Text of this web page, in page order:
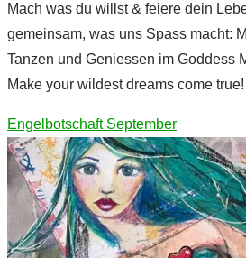
Mach was du willst & feiere dein
gemeinsam, was uns Spass macht:
Tanzen und Geniessen im Goddess
Make your wildest dreams come true!
Engelbotschaft September